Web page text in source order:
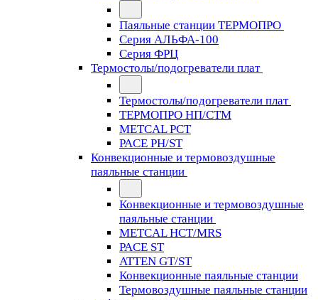
Паяльные станции ТЕРМОПРО
Серия АЛЬФА-100
Серия ФРЦ
Термостолы/подогреватели плат
Термостолы/подогреватели плат
ТЕРМОПРО НП/СТМ
METCAL PCT
PACE PH/ST
Конвекционные и термовоздушные
паяльные станции
Конвекционные и термовоздушные
паяльные станции
METCAL HCT/MRS
PACE ST
ATTEN GT/ST
Конвекционные паяльные станции
Термовоздушные паяльные станции